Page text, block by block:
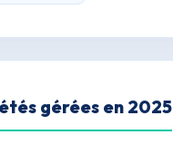
gérées en 2025